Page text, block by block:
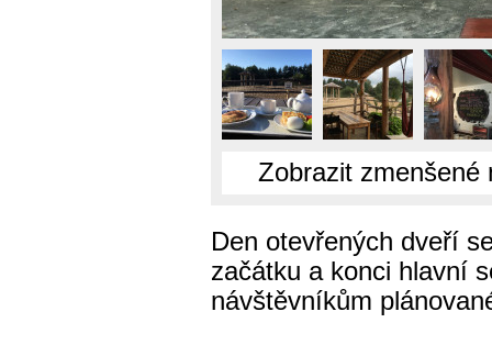
Zobrazit zmenšené
Den otevřených dveří
začátku a konci hlavní
návštěvníkům